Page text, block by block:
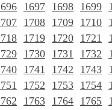
1697 1698 1699
1708 1709 1710
1719 1720 1721
1730 1731 1732
1741 1742 1743
1752 1753 1754
1763 1764 1765